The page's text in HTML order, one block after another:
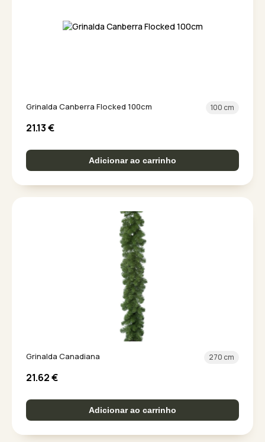
Grinalda Canberra Flocked 100cm 100 cm
21.13€
Adicionar ao carrinho
Grinalda Canadiana 270 cm
21.62€
Adicionar ao carrinho